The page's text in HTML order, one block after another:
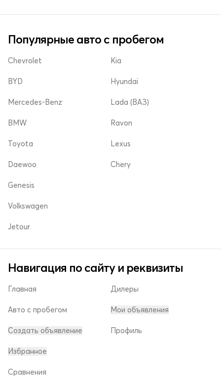
Популярные авто с пробегом
Chevrolet
BYD
Mercedes-Benz
Kia
Hyundai
Lada (ВАЗ)
BMW
Toyota
Daewoo
Ravon
Lexus
Chery
Genesis
Volkswagen
Jetour
Навигация по сайту и реквизиты
Главная
Авто с пробегом
Создать объявление
Дилеры
Мои объявления
Профиль
Избранное
Сравнения